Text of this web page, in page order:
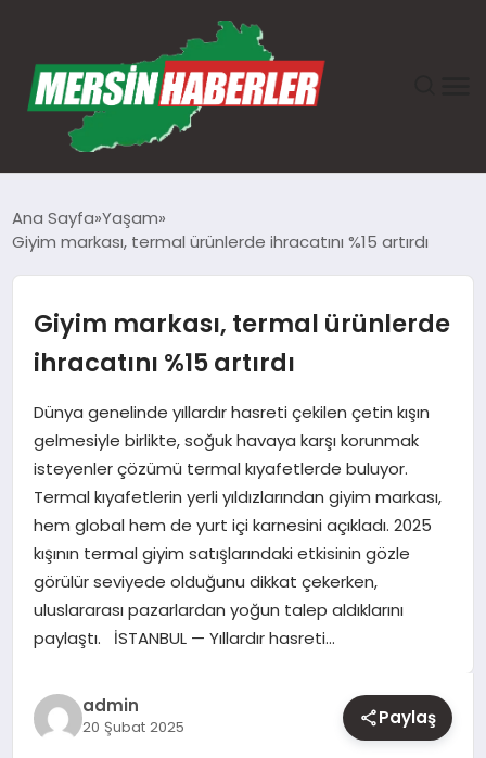
GÜNDEM
EKONOMI
SAĞLIK
TEKNOLOJI
SPOR
YAŞAM
EĞITIM
Ana Sayfa Yaşam
Giyim markası, termal ürünlerde ihracatını %15 artırdı
Giyim markası, termal ürünlerde
ihracatını %15 artırdı
Dünya genelinde yıllardır hasreti çekilen çetin kışın
gelmesiyle birlikte, soğuk havaya karşı korunmak
isteyenler çözümü termal kıyafetlerde buluyor.
Termal kıyafetlerin yerli yıldızlarından giyim markası,
hem global hem de yurt içi karnesini açıkladı. 2025
kışının termal giyim satışlarındaki etkisinin gözle
görülür seviyede olduğunu dikkat çekerken,
uluslararası pazarlardan yoğun talep aldıklarını
paylaştı. İSTANBUL — Yıllardır hasreti…
admin
20 Şubat 2025 Paylaş